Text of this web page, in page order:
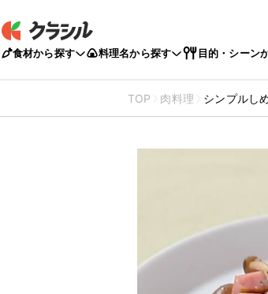
食材から探す 料理名から探す 目的・シーン
TOP 肉料理 シンプルし